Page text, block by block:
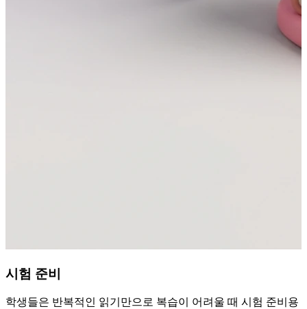
시험 준비
학생들은 반복적인 읽기만으로 복습이 어려울 때 시험 준비용